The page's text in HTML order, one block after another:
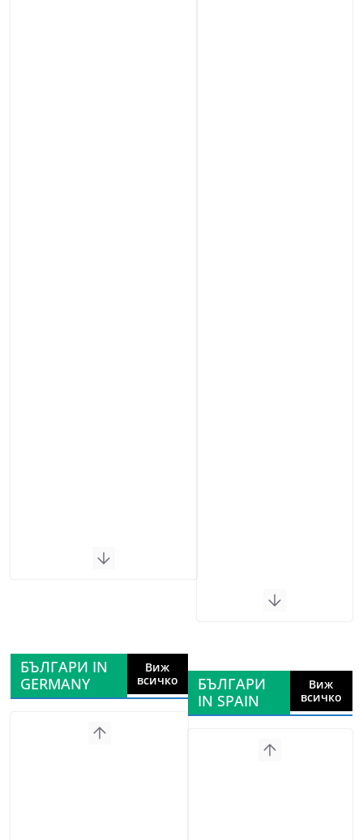
БЪЛГАРИ IN
GERMANY
Виж
всичко
БЪЛГАРИ
IN SPAIN
Виж
всичко